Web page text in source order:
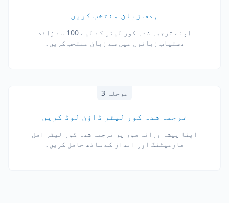
ہدف زبان منتخب کریں
اپنے ترجمہ شدہ کور لیٹر کے لیے 100 سے زائد
دستیاب زبانوں میں سے زبان منتخب کریں۔
مرحلہ 3
ترجمہ شدہ کور لیٹر ڈاؤن لوڈ کریں
اپنا پیشہ ورانہ طور پر ترجمہ شدہ کور لیٹر اصل
فارمیٹنگ اور انداز کے ساتھ حاصل کریں۔